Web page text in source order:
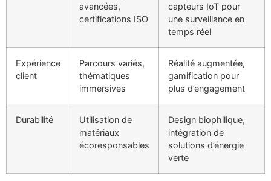
avancées,
certifications ISO
capteurs IoT pour
une surveillance en
temps réel
Expérience
client
Parcours variés,
thématiques
immersives
Réalité augmentée,
gamification pour
plus d’engagement
Durabilité
Utilisation de
matériaux
écoresponsables
Design biophilique,
intégration de
solutions d’énergie
verte